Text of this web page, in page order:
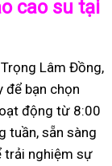
cao su tại
Lâm Đồng,
để bạn chọn
động từ 8:00
tuần, sẵn sàng
trải nghiệm sự